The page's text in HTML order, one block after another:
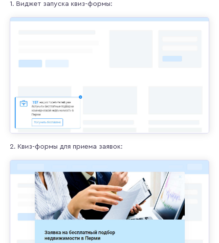
1. Виджет запуска квиз-формы:
2. Квиз-формы для приема заявок: